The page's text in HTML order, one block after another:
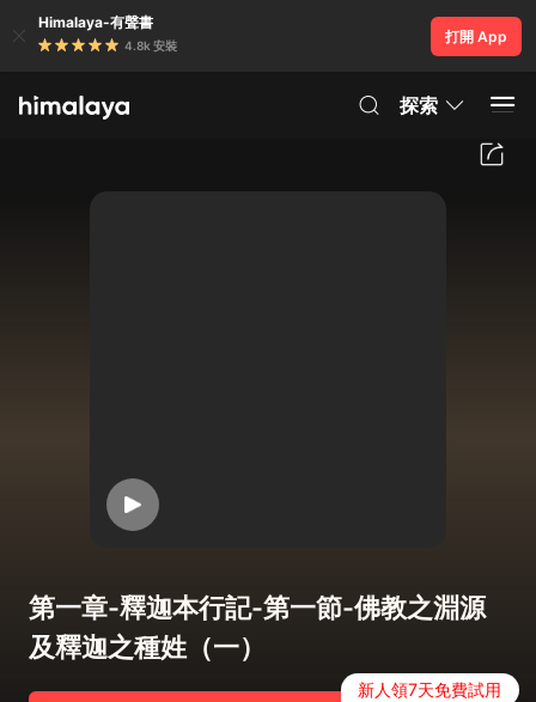
Himalaya-有聲書
4.8k 安裝
打開 App
探索
第一章-釋迦本行記-第一節-佛教之淵源
及釋迦之種姓（一）
新人領7天免費試用